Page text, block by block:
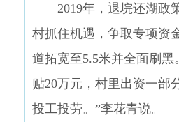
2019年，退垸还湖政
村抓住机遇，争取专项资
道拓宽至5.5米并全面刷黑
贴20万元，村里出资一部
投工投劳。”李花青说。